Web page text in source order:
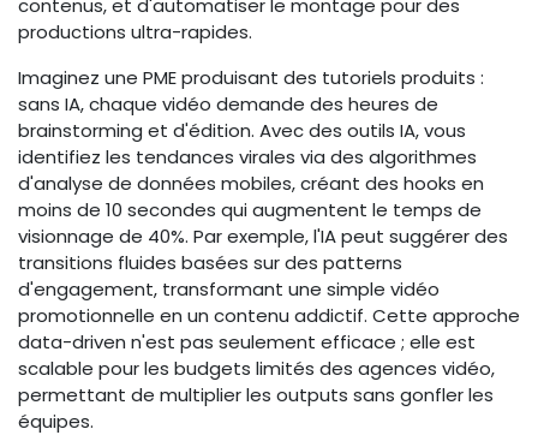
contenus, et d'automatiser le montage pour des
productions ultra-rapides.
Imaginez une PME produisant des tutoriels produits :
sans IA, chaque vidéo demande des heures de
brainstorming et d'édition. Avec des outils IA, vous
identifiez les tendances virales via des algorithmes
d'analyse de données mobiles, créant des hooks en
moins de 10 secondes qui augmentent le temps de
visionnage de 40%. Par exemple, l'IA peut suggérer des
transitions fluides basées sur des patterns
d'engagement, transformant une simple vidéo
promotionnelle en un contenu addictif. Cette approche
data-driven n'est pas seulement efficace ; elle est
scalable pour les budgets limités des agences vidéo,
permettant de multiplier les outputs sans gonfler les
équipes.